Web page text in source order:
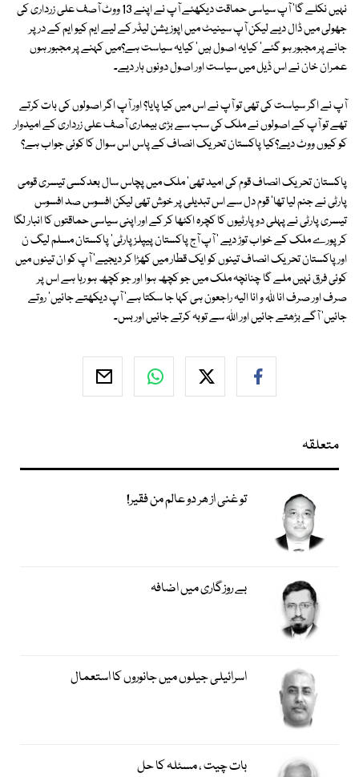
نہیں نکلے گا' آپ سیاسی حماقت دیکھئے آپ نے اپنے 13 ووٹ آصف علی زرداری کی
جھولی میں ڈال دیے لیکن آپ سینیٹ میں اپوزیشن لیڈر کے لیے ایم کیو ایم کے در پر
جانے پر مجبور ہو گئے' کیایہ اصول ہیں' کیایہ سیاست ہے؟میں کہنے پر مجبور ہوں
عمران خان نے اس ڈیل میں سیاست اور اصول دونوں ہار دیے۔
آپ نے اگر سیاست کی تھی تو آپ نے اس میں کیا پایا؟ اور آپ اگر اصولوں کی بات کرتے
تھے تو آپ کے اصولوں نے ملک کی سب سے بڑی بیماری آصف علی زرداری کے امیدوار
کو کیوں ووٹ دیے؟کیا پاکستان تحریک انصاف کے پاس اس سوال کا کوئی جواب ہے؟
پاکستان تحریک انصاف قوم کی امید تھی' ملک میں پچاس سال بعدکسی تیسری قومی
پارٹی نے جنم لیا تھا' قوم دل سے اس تبدیلی پر خوش تھی لیکن افسوس صد افسوس
تیسری پارٹی نے پہلی دو پارٹیوں کا کچرہ اکٹھا کر کے اور اپنی سیاسی حماقتوں کا انبار لگا
کر پورے ملک کے خواب توڑ دیے ' آپ آج پاکستان پیپلز پارٹی' پاکستان مسلم لیگ ن
اور پاکستان تحریک انصاف تینوں کو ایک قطار میں کھڑا کر دیجیے' آپ کو ان تینوں میں
کوئی فرق نہیں ملے گا چنانچہ ملک میں جو کچھ ہوا اور جو کچھ ہو رہا ہے اس پر
صرف اور صرف انا للہ و انا الیہ راجعون ہی کہا جا سکتا ہے' آپ دیکھتے جائیں' روتے
جائیں' آگے بڑھتے جائیں اور اللہ سے توبہ کرتے جائیں اور بس۔
متعلقہ
تو غنی از ھر دو عالم من فقیر!
بے روزگاری میں اضافہ
اسرائیلی جیلوں میں جانوروں کا استعمال
بات چیت ، مسئلہ کا حل